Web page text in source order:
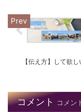
【伝え方】して欲
コメント コメン